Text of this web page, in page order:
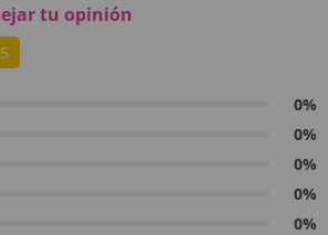
tu opinión
0%
0%
0%
0%
0%